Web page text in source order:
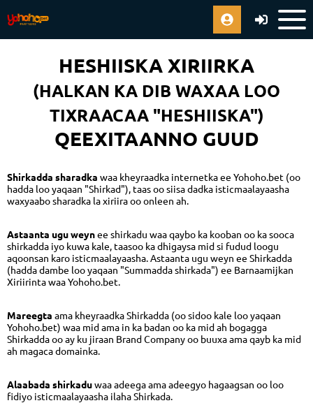
HESHIISKA XIRIIRKA
(HALKAN KA DIB WAXAA LOO
TIXRAACAA "HESHIISKA")
QEEXITAANNO GUUD
Shirkadda sharadka waa kheyraadka internetka ee Yohoho.bet (oo
hadda loo yaqaan "Shirkad"), taas oo siisa dadka isticmaalayaasha
waxyaabo sharadka la xiriira oo onleen ah.
Astaanta ugu weynee shirkadu waa qaybo ka kooban oo ka sooca
shirkadda iyo kuwa kale, taasoo ka dhigaysa mid si fudud loogu
aqoonsan karo isticmaalayaasha. Astaanta ugu weyn ee Shirkadda
(hadda dambe loo yaqaan "Summadda shirkada") ee Barnaamijkan
Xiriirinta waa Yohoho.bet.
Mareegta ama kheyraadka Shirkadda (oo sidoo kale loo yaqaan
Yohoho.bet) waa mid ama in ka badan oo ka mid ah bogagga
Shirkadda oo ay ku jiraan Brand Company oo buuxa ama qayb ka mid
ah magaca domainka.
Alaabada shirkaduwaa adeega ama adeegyo hagaagsan oo loo
fidiyo isticmaalayaasha ilaha Shirkada.